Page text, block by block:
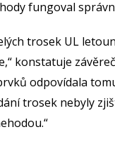
fungoval
trosek UL
konstatuje
odpovídala
trosek nebyly